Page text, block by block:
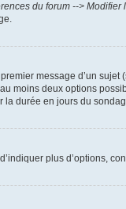
du forum -->
message d’un
moins deux options
durée en jours du
plus d’options,